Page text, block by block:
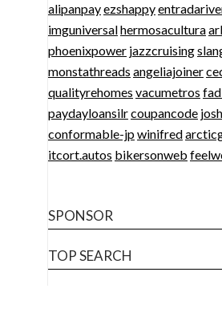
alipanpayezshappy
imguniversalhermosacultura
phoenixpower jazzcruising
monstathreads angeliajoiner
qualityrehomes vacumetros
paydayloansilrcoupancode
conformable-jpwinifred
itcort.autos bikersonweb
SPONSOR
TOP SEARCH